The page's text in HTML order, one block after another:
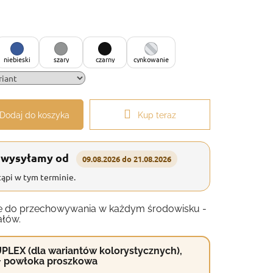
niebieski szary czarny cynkowanie
Dodaj do koszyka Kup teraz
od 09.08.2026 do 21.08.2026
w tym terminie.
do przechowywania w każdym środowisku -
(dla wariantów kolorystycznych),
proszkowa